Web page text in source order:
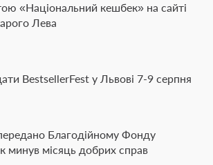
«Національний кешбек» на сайті
Лева
BestsellerFest у Львові 7-9 серпня
Благодійному Фонду
минув місяць добрих справ